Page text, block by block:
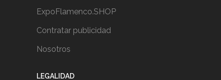
ExpoFlamenco.SHOP
Contratar publicidad
Nosotros
LEGALIDAD